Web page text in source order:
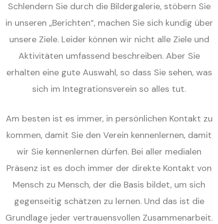
Schlendern Sie durch die Bildergalerie, stöbern Sie
in unseren „Berichten“, machen Sie sich kundig über
unsere Ziele. Leider können wir nicht alle Ziele und
Aktivitäten umfassend beschreiben. Aber Sie
erhalten eine gute Auswahl, so dass Sie sehen, was
sich im Integrationsverein so alles tut.
Am besten ist es immer, in persönlichen Kontakt zu
kommen, damit Sie den Verein kennenlernen, damit
wir Sie kennenlernen dürfen. Bei aller medialen
Präsenz ist es doch immer der direkte Kontakt von
Mensch zu Mensch, der die Basis bildet, um sich
gegenseitig schätzen zu lernen. Und das ist die
Grundlage jeder vertrauensvollen Zusammenarbeit.